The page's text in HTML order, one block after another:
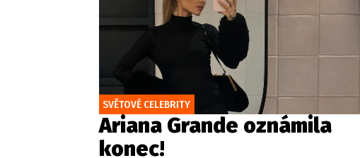
SVĚTOVÉ CELEBRITY
Ariana Grande oznámila
konec!